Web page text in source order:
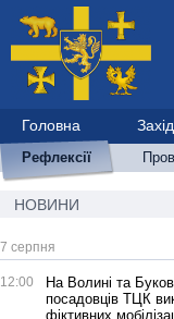
Головна
Рефлексії
НОВИНИ
7 серпня
12:00
На Волині та
посадовців ТЦК
фіктивних